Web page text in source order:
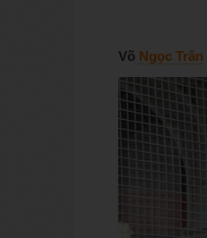
Võ Ngọc Trân